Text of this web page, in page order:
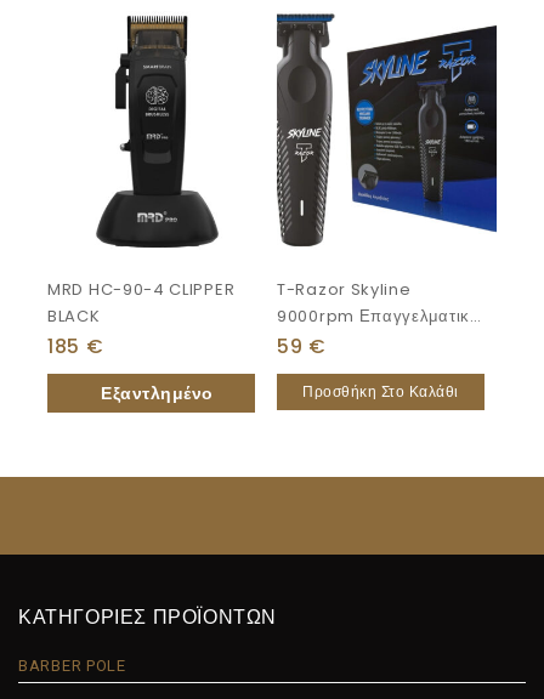
MRD HC-90-4 CLIPPER
BLACK
185 €
T-Razor Skyline
9000rpm Επαγγελματική
Επαναφορτιζόμενη
Κουρευτική Μηχανή
59 €
Προσθήκη Στο Καλάθι
ΚΑΤΗΓΟΡΙΕΣ ΠΡΟΪΟΝΤΩΝ
BARBER POLE